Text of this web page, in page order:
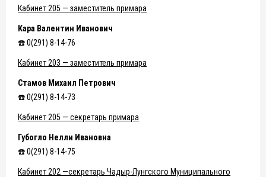
Кабинет 205 — заместитель примара
Кара Валентин Иванович
☎️ 0(291) 8-14-76
Кабинет 203 — заместитель примара
Стамов Михаил Петрович
☎️ 0(291) 8-14-73
Кабинет 205 — секретарь примара
Губогло Нелли Ивановна
☎️ 0(291) 8-14-75
Кабинет 202 —секретарь Чадыр-Лунгского Муниципального